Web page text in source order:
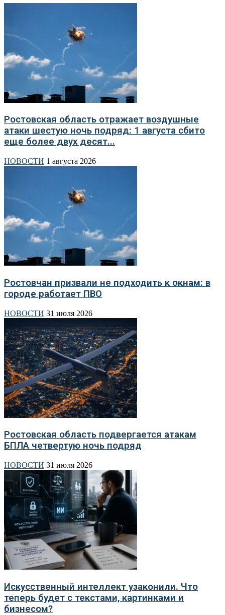
Ростовская область отражает воздушные
атаки шестую ночь подряд: 1 августа сбито
еще более двух десят...
НОВОСТИ 1 августа 2026
Ростовчан призвали не подходить к окнам: в
городе работает ПВО
НОВОСТИ 31 июля 2026
Ростовская область подвергается атакам
БПЛА четвертую ночь подряд
НОВОСТИ 31 июля 2026
Искусственный интеллект узаконили. Что
теперь будет с текстами, картинками и
бизнесом?